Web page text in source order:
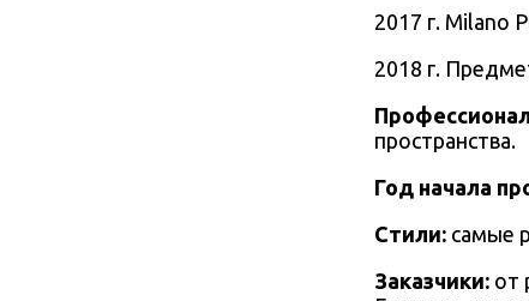
2017 г. Milano
2018 г.
пространства.
Год начала
Стили: самые
Заказчики: от